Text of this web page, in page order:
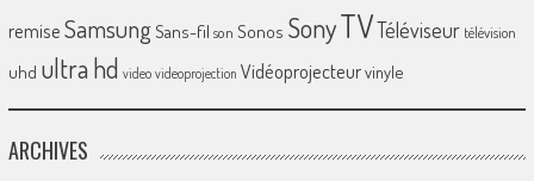
remiseSamsungSans-fil son Sonos SonyTVTéléviseur télévision
uhd ultra hd video videoprojection Vidéoprojecteurvinyle
ARCHIVES